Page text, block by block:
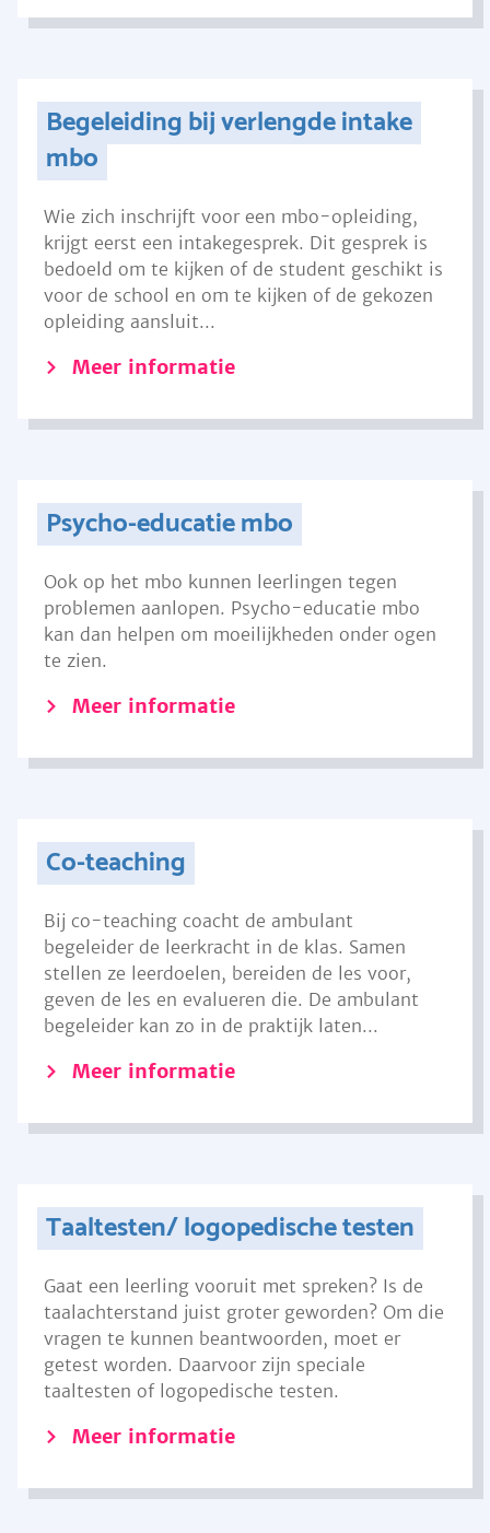
Begeleiding bij verlengde intake
mbo
Wie zich inschrijft voor een mbo-opleiding,
krijgt eerst een intakegesprek. Dit gesprek is
bedoeld om te kijken of de student geschikt is
voor de school en om te kijken of de gekozen
opleiding aansluit...
Meer informatie
Psycho-educatie mbo
Ook op het mbo kunnen leerlingen tegen
problemen aanlopen. Psycho-educatie mbo
kan dan helpen om moeilijkheden onder ogen
te zien.
Meer informatie
Co-teaching
Bij co-teaching coacht de ambulant
begeleider de leerkracht in de klas. Samen
stellen ze leerdoelen, bereiden de les voor,
geven de les en evalueren die. De ambulant
begeleider kan zo in de praktijk laten...
Meer informatie
Taaltesten/ logopedische testen
Gaat een leerling vooruit met spreken? Is de
taalachterstand juist groter geworden? Om die
vragen te kunnen beantwoorden, moet er
getest worden. Daarvoor zijn speciale
taaltesten of logopedische testen.
Meer informatie